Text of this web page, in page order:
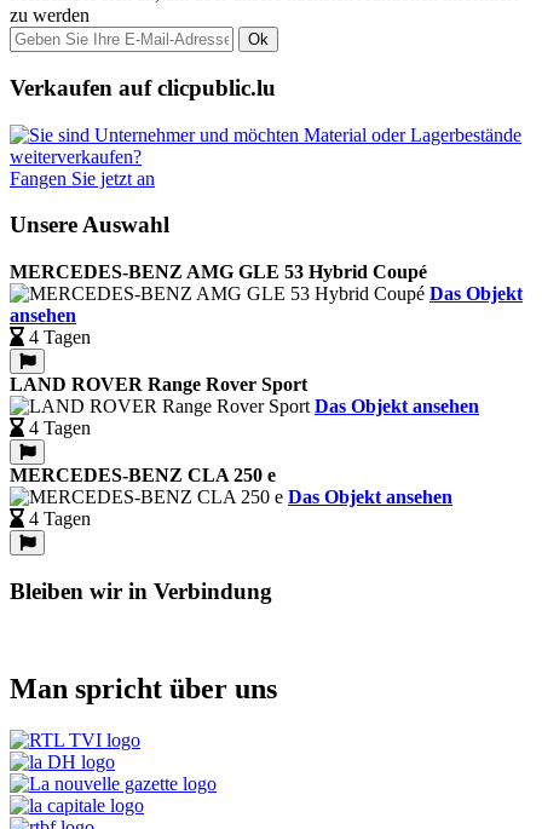
zu werden
Ok
Verkaufen auf clicpublic.lu
Fangen Sie jetzt an
Unsere Auswahl
MERCEDES-BENZ AMG GLE 53 Hybrid Coupé
Das Objekt
ansehen
4 Tagen
LAND ROVER Range Rover Sport
Das Objekt ansehen
4 Tagen
MERCEDES-BENZ CLA 250 e
Das Objekt ansehen
4 Tagen
Bleiben wir in Verbindung
Man spricht über uns